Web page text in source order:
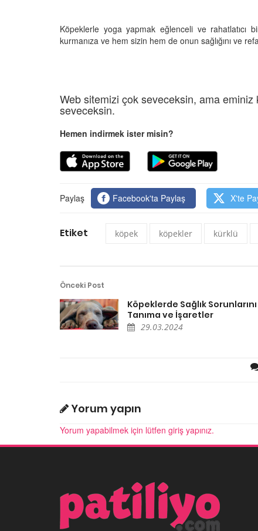
Köpeklerle yoga yapmak eğlenceli ve
kurmanıza ve hem sizin hem de onun sağlığını ve
Web sitemizi çok seveceksin, ama eminiz
seveceksin.
Hemen indirmek ister misin?
Paylaş Facebook'ta Paylaş X'te
Etiket köpek köpekler kürklü
Önceki Post
Köpeklerde Sağlık Sorunlarını
Tanıma ve İşaretler
29.03.2024
Yorum yapın
Yorum yapabilmek için lütfen giriş yapınız.